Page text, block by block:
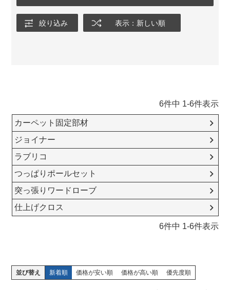
絞り込み 表示：新しい順
6件中 1-6件表示
カーペット固定部材
ジョイナー
ラブリコ
つっぱりポールセット
突っ張りワードローブ
仕上げクロス
6件中 1-6件表示
並び替え 新着順 価格が安い順 価格が高い順 優先度順